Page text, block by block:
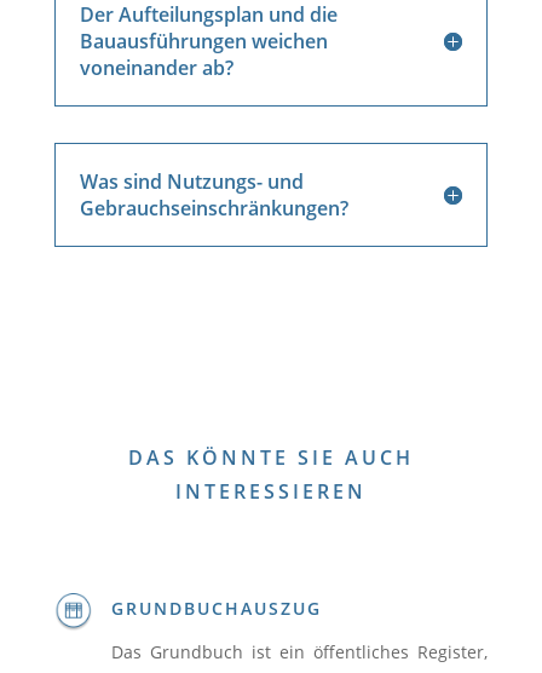
Der Aufteilungsplan und die
Bauausführungen weichen
voneinander ab?
Was sind Nutzungs- und
Gebrauchseinschränkungen?
DAS KÖNNTE SIE AUCH
INTERESSIEREN
GRUNDBUCHAUSZUG
Das Grundbuch ist ein öffentliches Register,